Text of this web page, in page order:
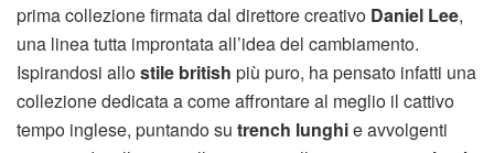
prima collezione firmata dal direttore creativo Daniel Lee,
una linea tutta improntata all’idea del cambiamento.
Ispirandosi allostile british più puro, ha pensato infatti una
collezione dedicata a come affrontare al meglio il cattivo
tempo inglese, puntando su trench lunghie avvolgenti